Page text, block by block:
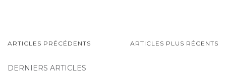
NAVIGATION
ARTICLES PRÉCÉDENTS ARTICLES PLUS RÉCENTS
DERNIERS ARTICLES